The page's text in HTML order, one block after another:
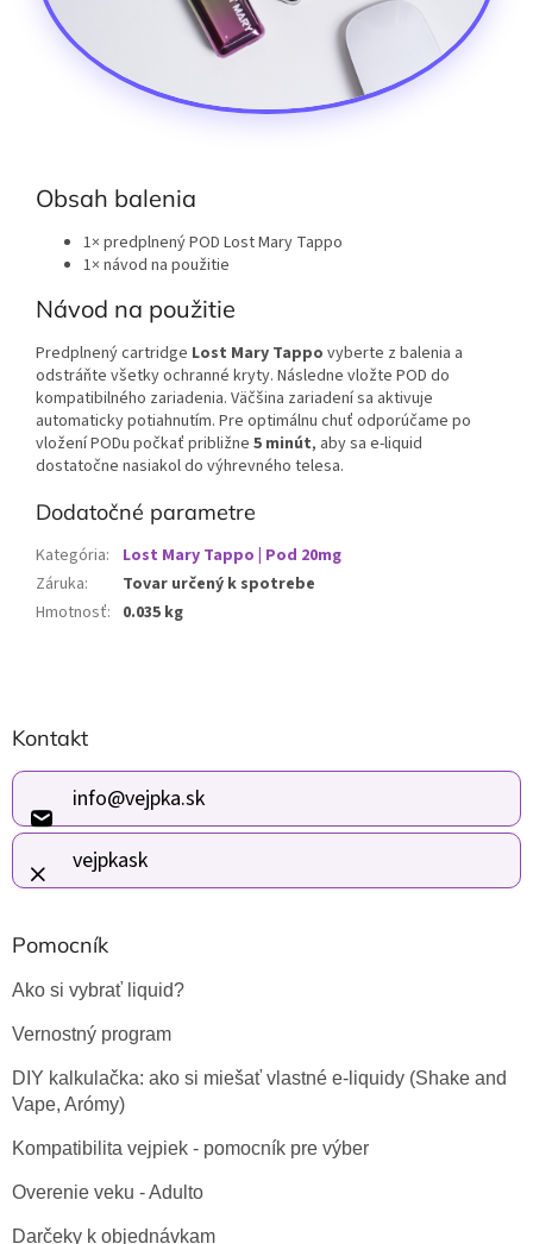
Obsah balenia
1× predplnený POD Lost Mary Tappo
1× návod na použitie
Návod na použitie
Predplnený cartridge Lost Mary Tappo vyberte z balenia a
odstráňte všetky ochranné kryty. Následne vložte POD do
kompatibilného zariadenia. Väčšina zariadení sa aktivuje
automaticky potiahnutím. Pre optimálnu chuť odporúčame po
vložení PODu počkať približne 5 minút, aby sa e-liquid
dostatočne nasiakol do výhrevného telesa.
Dodatočné parametre
Kategória:
Lost Mary Tappo | Pod 20mg
Záruka:
Tovar určený k spotrebe
Hmotnosť: 0.035 kg
á
p
t
i
e
Kontakt
info@vejpka.sk
vejpkask
Pomocník
Ako si vybrať liquid?
Vernostný program
DIY kalkulačka: ako si miešať vlastné e-liquidy (Shake and
Vape, Arómy)
Kompatibilita vejpiek - pomocník pre výber
Overenie veku - Adulto
Darčeky k objednávkam